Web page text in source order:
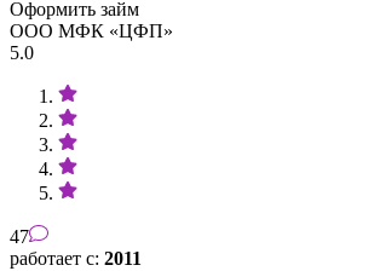
Оформить займ
ООО МФК «ЦФП»
5.0
47
работает с: 2011